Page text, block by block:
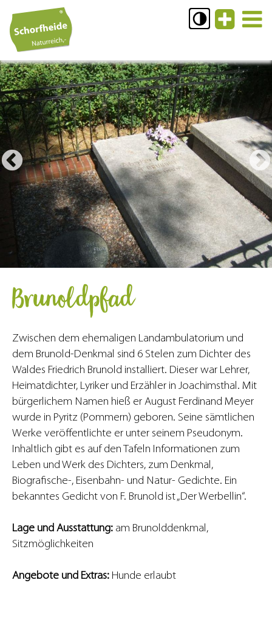
Brunoldpfad
Zwischen dem ehemaligen Landambulatorium und
dem Brunold-Denkmal sind 6 Stelen zum Dichter des
Waldes Friedrich Brunold installiert. Dieser war Lehrer,
Heimatdichter, Lyriker und Erzähler in Joachimsthal. Mit
bürgerlichem Namen hieß er August Ferdinand Meyer
wurde in Pyritz (Pommern) geboren. Seine sämtlichen
Werke veröffentlichte er unter seinem Pseudonym.
Inhaltlich gibt es auf den Tafeln Informationen zum
Leben und Werk des Dichters, zum Denkmal,
Biografische-, Eisenbahn- und Natur- Gedichte. Ein
bekanntes Gedicht von F. Brunold ist „Der Werbellin“.
Lage und Ausstattung: am Brunolddenkmal,
Sitzmöglichkeiten
Angebote und Extras: Hunde erlaubt